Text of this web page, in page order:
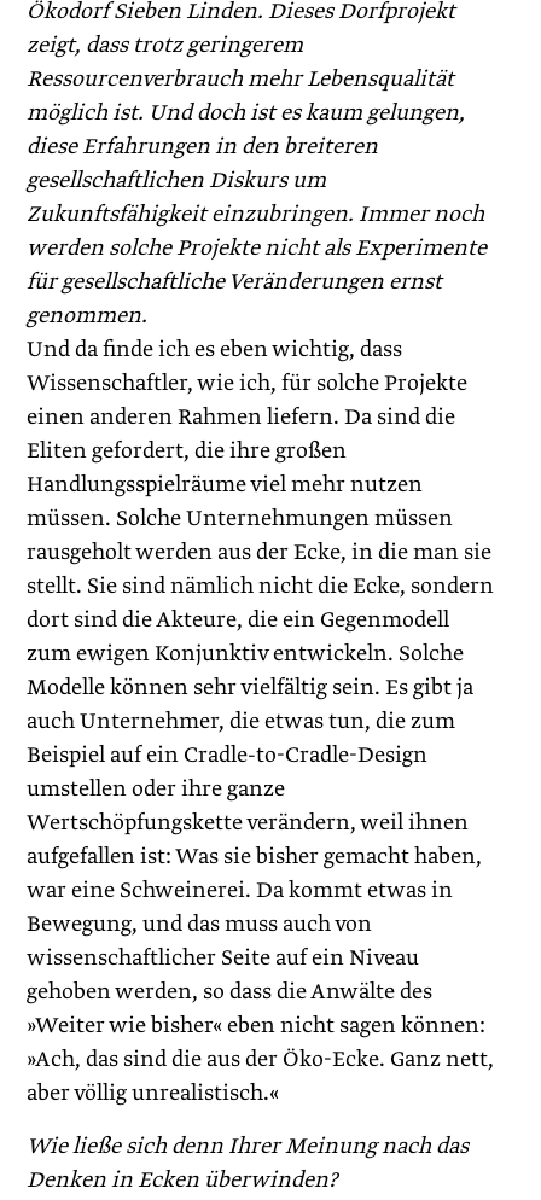
Ökodorf Sieben Linden. Dieses Dorfprojekt
zeigt, dass trotz geringerem
Ressourcenverbrauch mehr Lebensqualität
möglich ist. Und doch ist es kaum gelungen,
diese Erfahrungen in den breiteren
gesellschaftlichen Diskurs um
Zukunftsfähigkeit einzubringen. Immer noch
werden solche Projekte nicht als Experimente
für gesellschaftliche Veränderungen ernst
genommen.
Und da finde ich es eben wichtig, dass
Wissenschaftler, wie ich, für solche Projekte
einen anderen Rahmen liefern. Da sind die
Eliten gefordert, die ihre großen
Handlungsspielräume viel mehr nutzen
müssen. Solche Unternehmungen müssen
rausgeholt werden aus der Ecke, in die man sie
stellt. Sie sind nämlich nicht die Ecke, sondern
dort sind die Akteure, die ein Gegenmodell
zum ewigen Konjunktiv entwickeln. Solche
Modelle können sehr vielfältig sein. Es gibt ja
auch Unternehmer, die etwas tun, die zum
Beispiel auf ein Cradle-to-Cradle-Design
umstellen oder ihre ganze
Wertschöpfungskette verändern, weil ihnen
aufgefallen ist: Was sie bisher gemacht haben,
war eine Schweinerei. Da kommt etwas in
Bewegung, und das muss auch von
wissenschaftlicher Seite auf ein Niveau
gehoben werden, so dass die Anwälte des
»Weiter wie bisher« eben nicht sagen können:
»Ach, das sind die aus der Öko-Ecke. Ganz nett,
aber völlig unrealistisch.«
Wie ließe sich denn Ihrer Meinung nach das
Denken in Ecken überwinden?